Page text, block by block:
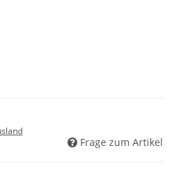
Frage zum Artikel